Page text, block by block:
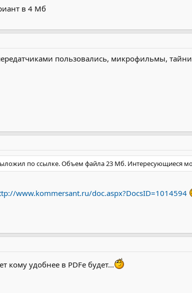
в 4 Мб
пользовались, микрофильмы,
по ссылке. Объем файла 23 Мб. Интересующиеся
www.kommersant.ru/doc.aspx?DocsID=1014594
кому удобнее в PDFе будет...